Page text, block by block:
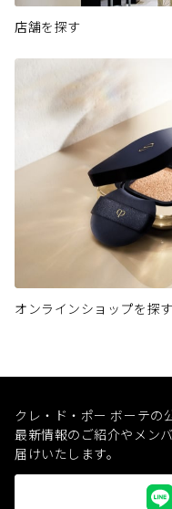
店舗を探す
オンラインショップを探す
クレ・ド・ポー ボーテの
最新情報のご紹介やメン
届けいたします。